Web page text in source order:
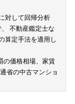
対して回帰分析
不動産鑑定士な
算定手法を適用し
の価格相場、家賃
省の中古マンショ